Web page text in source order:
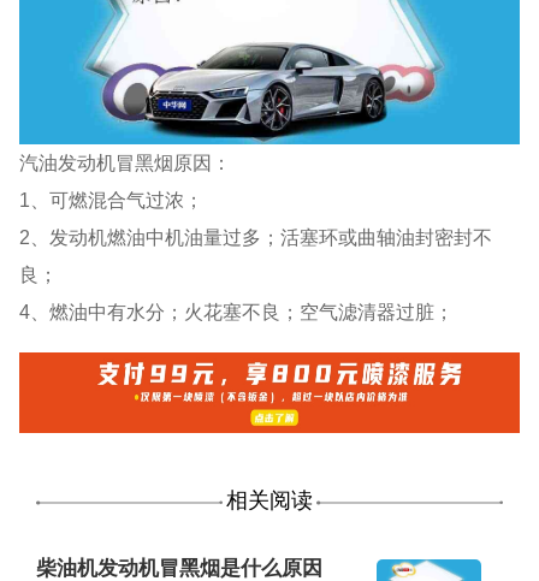
汽油发动机冒黑烟原因：
1、可燃混合气过浓；
2、发动机燃油中机油量过多；活塞环或曲轴油封密封不
良；
4、燃油中有水分；火花塞不良；空气滤清器过脏；
相关阅读
柴油机发动机冒黑烟是什么原因